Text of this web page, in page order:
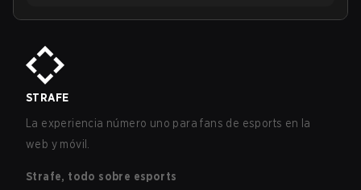
STRAFE
La experiencia número uno para fans de esports en la
web y móvil.
Strafe, todo sobre esports